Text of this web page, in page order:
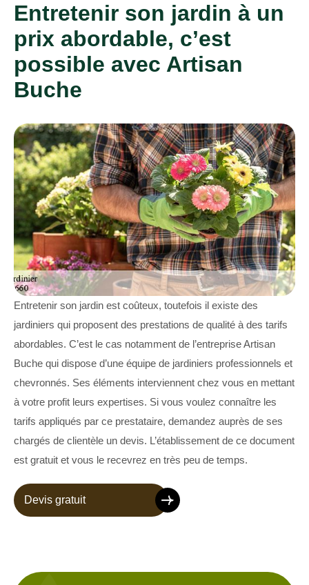
Entretenir son jardin à un
prix abordable, c’est
possible avec Artisan
Buche
Entretenir son jardin est coûteux, toutefois il existe des
jardiniers qui proposent des prestations de qualité à des tarifs
abordables. C’est le cas notamment de l’entreprise Artisan
Buche qui dispose d’une équipe de jardiniers professionnels et
chevronnés. Ses éléments interviennent chez vous en mettant
à votre profit leurs expertises. Si vous voulez connaître les
tarifs appliqués par ce prestataire, demandez auprès de ses
chargés de clientèle un devis. L’établissement de ce document
est gratuit et vous le recevrez en très peu de temps.
Devis gratuit